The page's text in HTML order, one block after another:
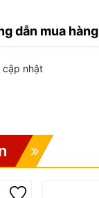
dẫn mua hàng
cập nhật